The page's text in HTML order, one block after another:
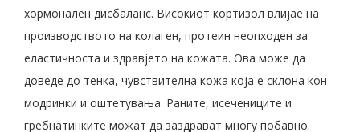
хормонален дисбаланс. Високиот кортизол влијае на
производството на колаген, протеин неопходен за
еластичноста и здравјето на кожата. Ова може да
доведе до тенка, чувствителна кожа која е склона кон
модринки и оштетувања. Раните, исечениците и
гребнатинките можат да заздрават многу побавно.